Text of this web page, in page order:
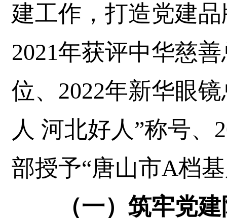
建工作，打造党建
2021年获评中华慈
位、2022年新华眼
人 河北好人”称号、
部授予“唐山市A档
（一）筑牢党